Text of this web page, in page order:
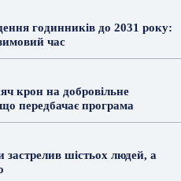
годинників до 2031 року:
час
крон на добровільне
передбачає програма
шістьох людей, а